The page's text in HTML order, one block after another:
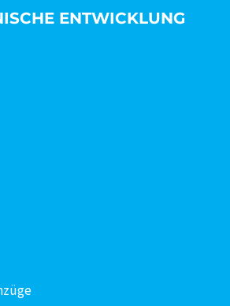
ENTWICKLUNG